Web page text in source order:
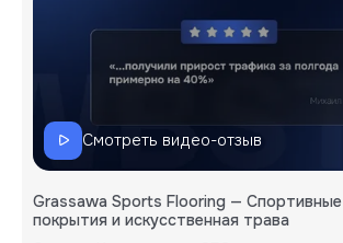
Смотреть видео-отзыв
Grassawa Sports Flooring — Спортивные
покрытия и искусственная трава